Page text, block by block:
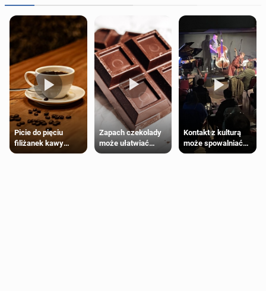
Picie do pięciu
filiżanek kawy
dziennie jest
Zapach czekolady
może ułatwiać
trening siłowy
Kontakt z kulturą
może spowalniać
starzenie